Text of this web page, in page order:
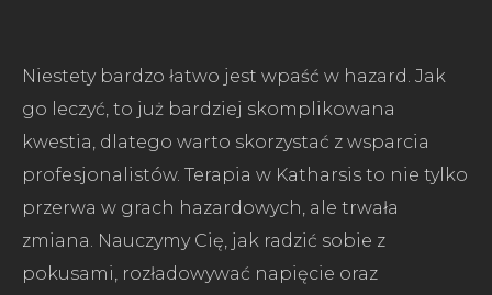
Niestety bardzo łatwo jest wpaść w hazard. Jak
go leczyć, to już bardziej skomplikowana
kwestia, dlatego warto skorzystać z wsparcia
profesjonalistów. Terapia w Katharsis to nie tylko
przerwa w grach hazardowych, ale trwała
zmiana. Nauczymy Cię, jak radzić sobie z
pokusami, rozładowywać napięcie oraz